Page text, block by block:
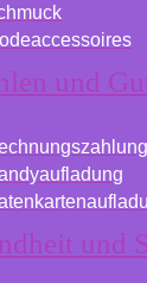
und
und